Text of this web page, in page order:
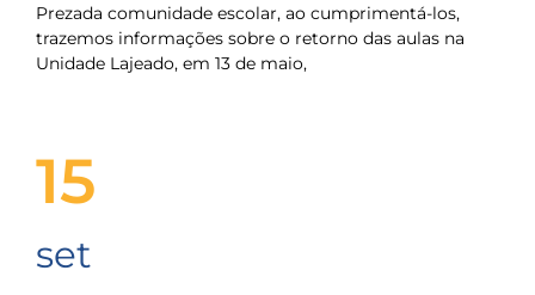
Prezada comunidade escolar, ao cumprimentá-los,
trazemos informações sobre o retorno das aulas na
Unidade Lajeado, em 13 de maio,
15
set